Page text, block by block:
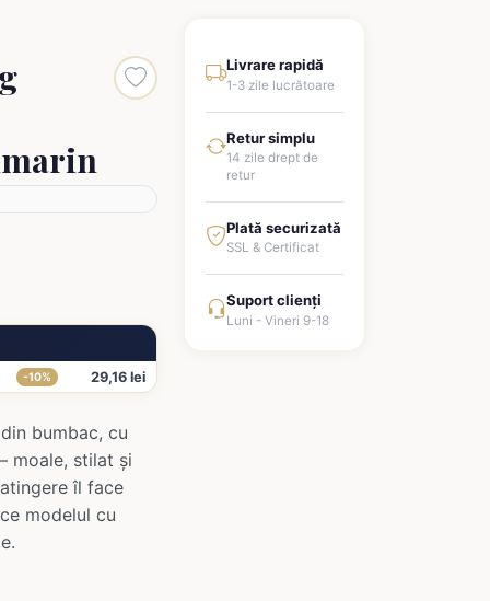
-10% 29,16 lei
bumbac, cu
moale, stilat și
îl face
modelul cu
Livrare rapidă
1-3 zile lucrătoare
Retur simplu
14 zile drept de
retur
Plată securizată
SSL & Certificat
Suport clienți
Luni - Vineri 9-18